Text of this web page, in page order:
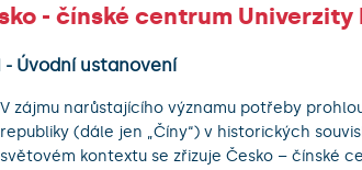
- čínské centrum Univerzity
- Úvodní ustanovení
V zájmu narůstajícího významu potřeby
republiky (dále jen „Číny“) v historických
světovém kontextu se zřizuje Česko – čínské